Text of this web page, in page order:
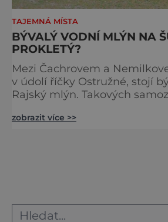
TAJEMNÁ MÍSTA
BÝVALÝ VODNÍ MLÝN NA
PROKLETÝ?
Mezi Čachrovem a
v údolí říčky Ostružné, stojí
Rajský mlýn. Takových
osud. Přitom jeho název
zobrazit více >>